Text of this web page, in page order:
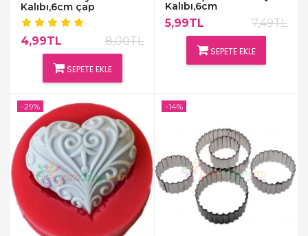
Kalıbı,6cm çap
4,99TL 8,00TL
SEPETE EKLE
Kalıbı,6cm
5,99TL 7,49TL
SEPETE EKLE
-29% -14%